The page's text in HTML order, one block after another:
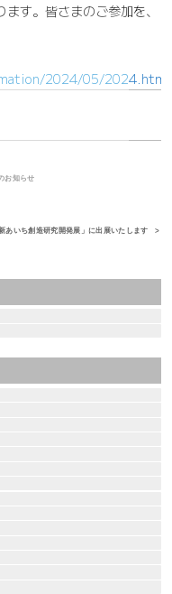
す。皆さまのご参加を、
2024/05/2024.html
お知らせ
新あいち創造研究開発展」に出展いたします